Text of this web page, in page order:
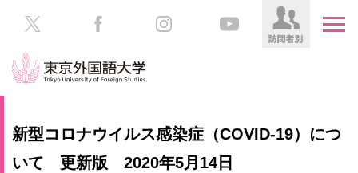
大
験
生
新型コロナウイルス感染症（COVID-19）につ
いて 更新版 2020年5月14日